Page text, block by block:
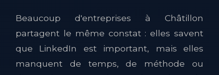
Beaucoup d'entreprises à Châtillon
partagent le même constat : elles savent
que LinkedIn est important, mais elles
manquent de temps, de méthode ou